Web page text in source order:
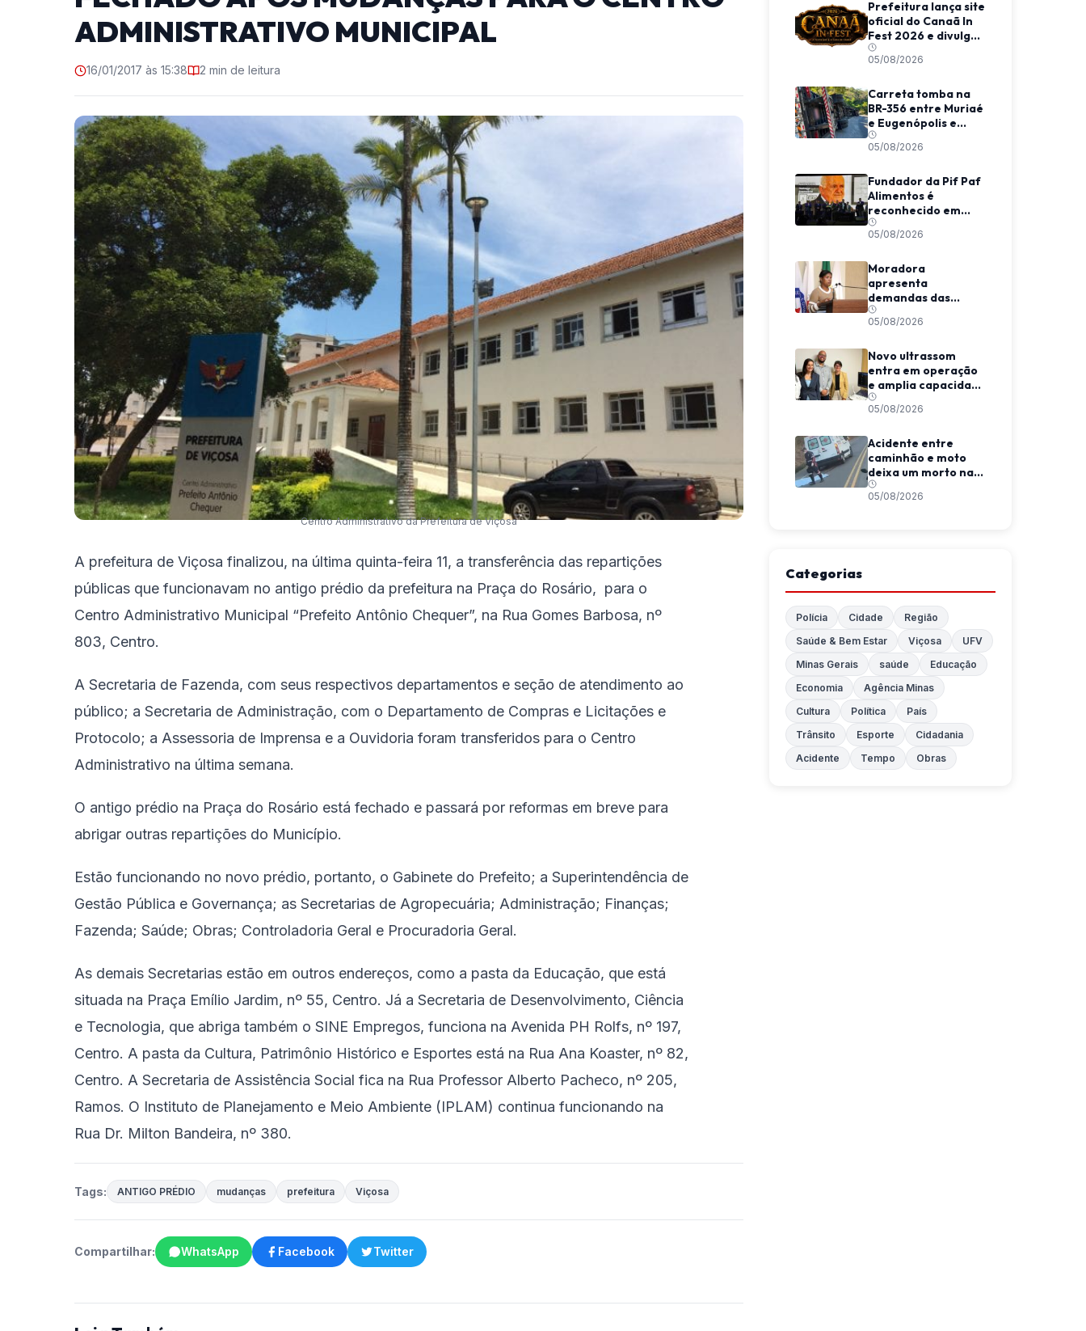
ADMINISTRATIVO MUNICIPAL
16/01/2017 às 15:38 2 min de leitura
Centro Administrativo da Prefeitura de Viçosa
A prefeitura de Viçosa finalizou, na última quinta-feira 11, a transferência das repartições
públicas que funcionavam no antigo prédio da prefeitura na Praça do Rosário, para o
Centro Administrativo Municipal “Prefeito Antônio Chequer”, na Rua Gomes Barbosa, nº
803, Centro.
A Secretaria de Fazenda, com seus respectivos departamentos e seção de atendimento ao
público; a Secretaria de Administração, com o Departamento de Compras e Licitações e
Protocolo; a Assessoria de Imprensa e a Ouvidoria foram transferidos para o Centro
Administrativo na última semana.
O antigo prédio na Praça do Rosário está fechado e passará por reformas em breve para
abrigar outras repartições do Município.
Estão funcionando no novo prédio, portanto, o Gabinete do Prefeito; a Superintendência de
Gestão Pública e Governança; as Secretarias de Agropecuária; Administração; Finanças;
Fazenda; Saúde; Obras; Controladoria Geral e Procuradoria Geral.
As demais Secretarias estão em outros endereços, como a pasta da Educação, que está
situada na Praça Emílio Jardim, nº 55, Centro. Já a Secretaria de Desenvolvimento, Ciência
e Tecnologia, que abriga também o SINE Empregos, funciona na Avenida PH Rolfs, nº 197,
Centro. A pasta da Cultura, Patrimônio Histórico e Esportes está na Rua Ana Koaster, nº 82,
Centro. A Secretaria de Assistência Social fica na Rua Professor Alberto Pacheco, nº 205,
Ramos. O Instituto de Planejamento e Meio Ambiente (IPLAM) continua funcionando na
Rua Dr. Milton Bandeira, nº 380.
Tags: ANTIGO PRÉDIO mudanças prefeitura Viçosa
Compartilhar: WhatsApp Facebook Twitter
Prefeitura lança site
oficial do Canaã In
Fest 2026 e divulga
programação do
evento
05/08/2026
Carreta tomba na
BR-356 entre Muriaé
e Eugenópolis e
mobiliza equipes de
resgate
05/08/2026
Fundador da Pif Paf
Alimentos é
reconhecido em
evento nacional em
São Paulo
05/08/2026
Moradora
apresenta
demandas das
Coelhas em Tribuna
Livre na Câmara de
05/08/2026
Novo ultrassom
entra em operação
e amplia capacidade
diagnóstica em
Viçosa
05/08/2026
Acidente entre
caminhão e moto
deixa um morto na
MGC-120, entre
Coimbra e São
05/08/2026
Categorias
Polícia Cidade
Região
Saúde & Bem Estar
Viçosa
UFV
Minas Gerais
saúde
Educação
Economia
Agência Minas
Cultura
Política
País
Trânsito
Esporte
Cidadania
Acidente
Tempo Obras